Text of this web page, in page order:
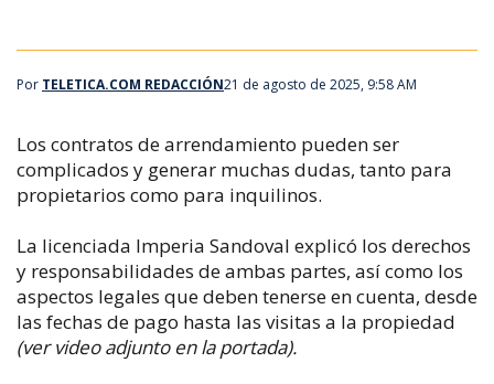
Por TELETICA.COM REDACCIÓN21 de agosto de 2025, 9:58 AM
Los contratos de arrendamiento pueden ser
complicados y generar muchas dudas, tanto para
propietarios como para inquilinos.
La licenciada Imperia Sandoval explicó los derechos
y responsabilidades de ambas partes, así como los
aspectos legales que deben tenerse en cuenta, desde
las fechas de pago hasta las visitas a la propiedad
(ver video adjunto en la portada).